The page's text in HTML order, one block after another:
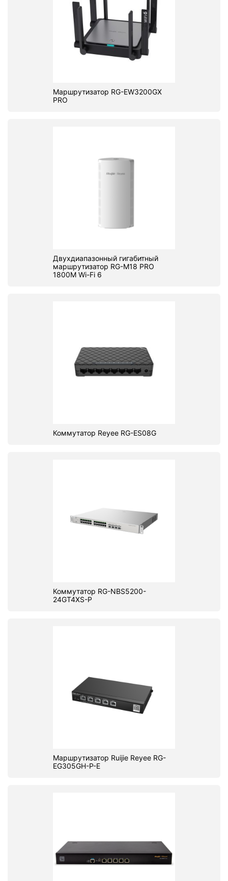
Маршрутизатор RG-EW3200GX
PRO
Двухдиапазонный гигабитный
маршрутизатор RG-M18 PRO
1800M Wi-Fi 6
Коммутатор Reyee RG-ES08G
Коммутатор RG-NBS5200-
24GT4XS-P
Маршрутизатор Ruijie Reyee RG-
EG305GH-P-E